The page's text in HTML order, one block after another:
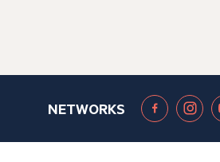
NETWORKS